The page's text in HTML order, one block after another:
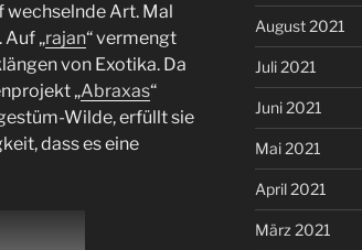
wechselnde Art. Mal
„rajan“ vermengt
von Exotika. Da
„Abraxas“
Wilde, erfüllt sie
dass es eine
August 2021
Juli 2021
Juni 2021
Mai 2021
April 2021
März 2021